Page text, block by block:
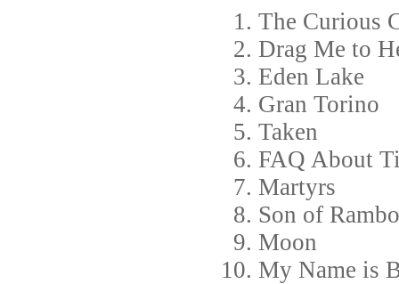
The Curious
Drag Me to
Eden Lake
Gran Torino
Taken
FAQ About
Martyrs
Son of
Moon
My Name is